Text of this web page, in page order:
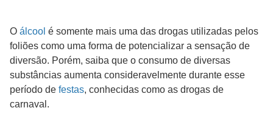
O álcool é somente mais uma das drogas utilizadas pelos
foliões como uma forma de potencializar a sensação de
diversão. Porém, saiba que o consumo de diversas
substâncias aumenta consideravelmente durante esse
período de festas, conhecidas como as drogas de
carnaval.